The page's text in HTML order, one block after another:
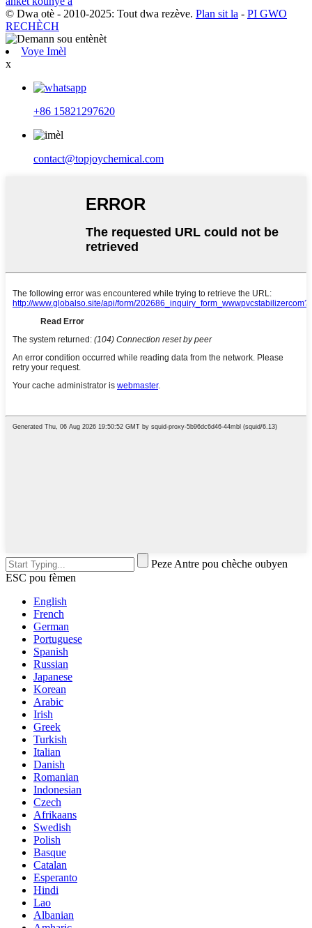
© Dwa otè - 2010-2025: Tout dwa rezève. Plan sit la - PI GWO
RECHÈCH
Voye Imèl
x
+86 15821297620
contact@topjoychemical.com
Peze Antre pou chèche oubyen
ESC pou fèmen
English
French
German
Portuguese
Spanish
Russian
Japanese
Korean
Arabic
Irish
Greek
Turkish
Italian
Danish
Romanian
Indonesian
Czech
Afrikaans
Swedish
Polish
Basque
Catalan
Esperanto
Hindi
Lao
Albanian